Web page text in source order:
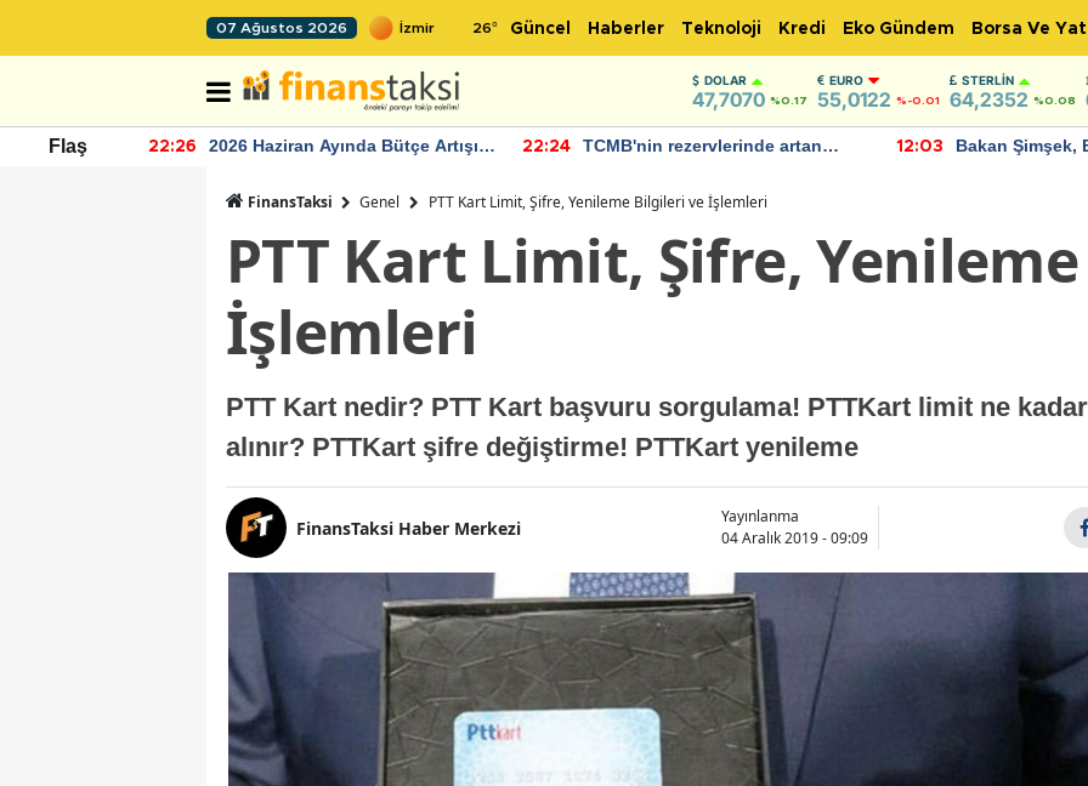
07 Ağustos 2026 26° Güncel Haberler Teknoloji Kredi Eko Gündem Borsa Ve
DOLAR
47,7070 %0.17
EURO
55,0122 %-0.01
STERLIN
64,2352 %0.08
Flaş 22:26
2026 Haziran Ayında Bütçe Artışı
22:24
TCMB'nin rezervlerinde artan
12:03
Bakan Şimşek,
FinansTaksi Genel PTT Kart Limit, Şifre, Yenileme Bilgileri ve İşlemleri
PTT Kart Limit, Şifre,
İşlemleri
PTT Kart nedir? PTT Kart başvuru sorgulama! PTTKart limit ne
alınır? PTTKart şifre değiştirme! PTTKart yenileme
FinansTaksi Haber Merkezi
Yayınlanma
04 Aralık 2019 - 09:09